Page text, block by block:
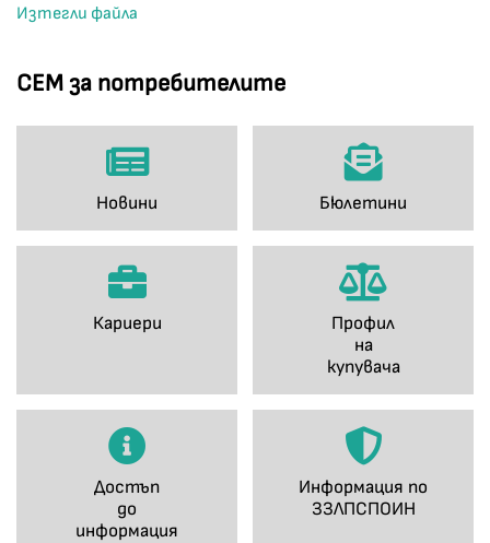
СЕМ за потребителите
Новини Бюлетини
Кариери
Профил
на
купувача
Достъп
до
информация
Информация по
ЗЗЛПСПОИН
Изтегли файла